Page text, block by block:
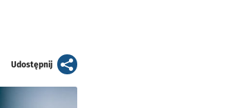
Udostępnijartykuł